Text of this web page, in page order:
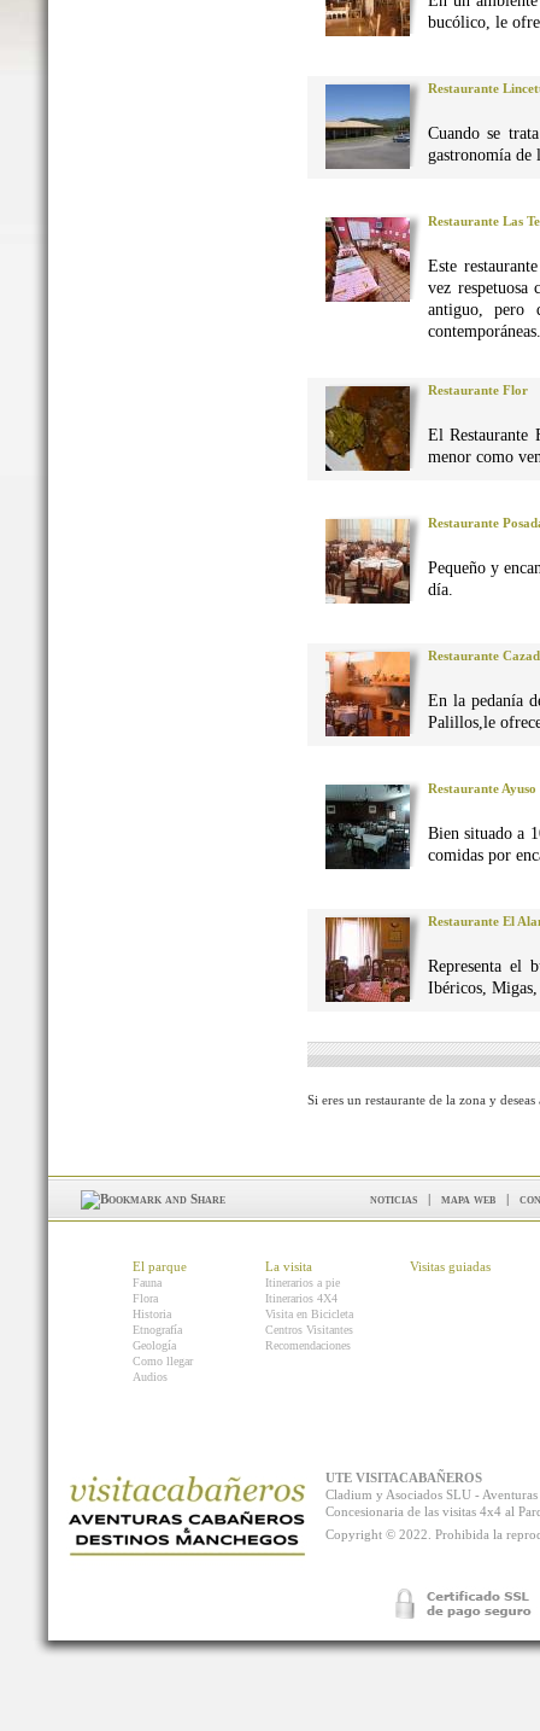
bucólico, le
Restaurante
Cuando se
gastronomía de
Restaurante Las
Este
vez
antiguo, pero
contemporáneas.
Restaurante Flor
El Restaurante
menor como
Restaurante
Pequeño y
día.
Restaurante
En la pedanía
Palillos,le
Restaurante Ayuso
Bien situado a
comidas por
Restaurante El
Representa el
Ibéricos, Migas,
Si eres un restaurante de la zona y
noticias | mapa web |
El parque
Fauna
Flora
Historia
Etnografía
Geología
Como llegar
Audios
La visita
Itinerarios a pie
Itinerarios 4X4
Visita en Bicicleta
Centros Visitantes
Recomendaciones
Visitas guiadas
UTE VISITACABAÑEROS
Cladium y Asociados SLU -
Concesionaria de las visitas 4x4 al
Copyright © 2022. Prohibida la